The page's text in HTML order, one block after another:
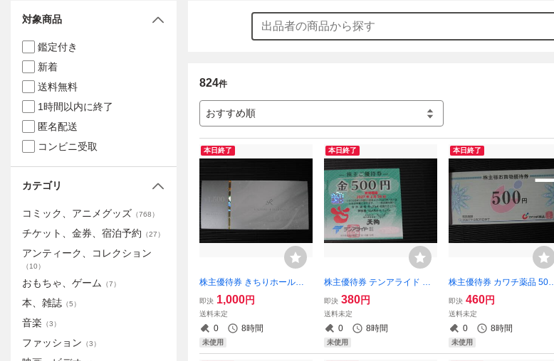
無在庫販売・代行入札お断り致します。
お支払いは落札から3日以内にお願いします。
824件
おすすめ順
本日終了
株主優待券 きちりホールデ
ィングス KICHIRI HOLDING
S 1500円 1-13枚
即決 1,000円
送料未定
0 8時間
未使用
本日終了
株主優待券 テンアライド フ
リーチケット 天狗 500円 1-3
6枚（テング酒場 旬鮮酒場 和
食れすとらん 神田屋 log50
湊や磯吉食堂）
即決 380円
送料未定
0 8時間
未使用
本日終了
株主優待券 カワチ薬品 500
円 1-10枚
即決 460円
送料未定
0 8時間
未使用
対象商品
鑑定付き
新着
送料無料
1時間以内に終了
匿名配送
コンビニ受取
カテゴリ
コミック、アニメグッズ （768）
チケット、金券、宿泊予約 （27）
アンティーク、コレクション
（10）
おもちゃ、ゲーム （7）
本、雑誌 （5）
音楽 （3）
ファッション （3）